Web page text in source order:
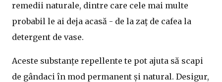
remedii naturale, dintre care cele mai multe
probabil le ai deja acasă - de la zaț de cafea la
detergent de vase.
Aceste substanțe repellente te pot ajuta să scapi
de gândaci în mod permanent și natural. Desigur,